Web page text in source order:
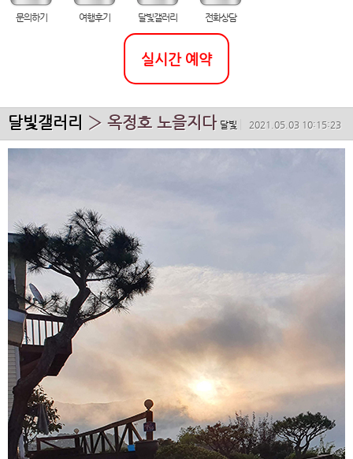
문의하기 여행후기 달빛갤러리 전화상담
실시간 예약
달빛갤러리 › 옥정호 노을지다 달빛 2021.05.03 10:15:23